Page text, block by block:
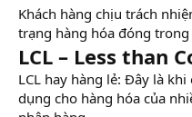
Khách hàng chịu trách
trạng hàng hóa đóng trong
LCL – Less than
LCL hay hàng lẻ: Đây là
dụng cho hàng hóa của